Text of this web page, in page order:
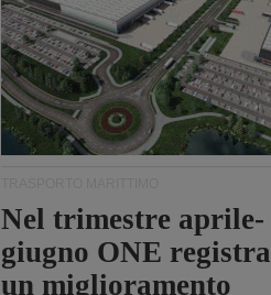
Nel trimestre aprile-
giugno ONE registra
un miglioramento